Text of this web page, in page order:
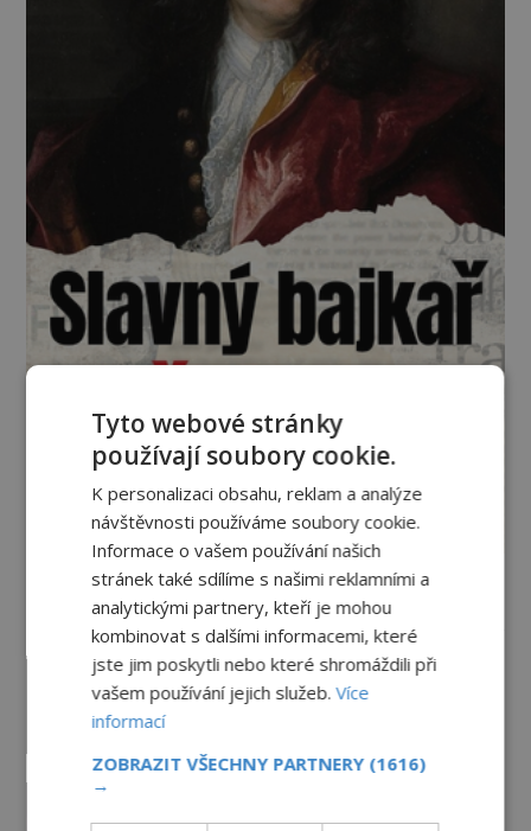
Vesmír a technologie
Co zachycují tajemné snímky
Marsu? Je na něm přeci jen voda?
Tyto webové stránky
používají soubory cookie.
K personalizaci obsahu, reklam a analýze
návštěvnosti používáme soubory cookie.
Informace o vašem používání našich
stránek také sdílíme s našimi reklamními a
analytickými partnery, kteří je mohou
kombinovat s dalšími informacemi, které
jste jim poskytli nebo které shromáždili při
vašem používání jejich služeb.Více
informací
ZOBRAZIT VŠECHNY PARTNERY (1616)
→